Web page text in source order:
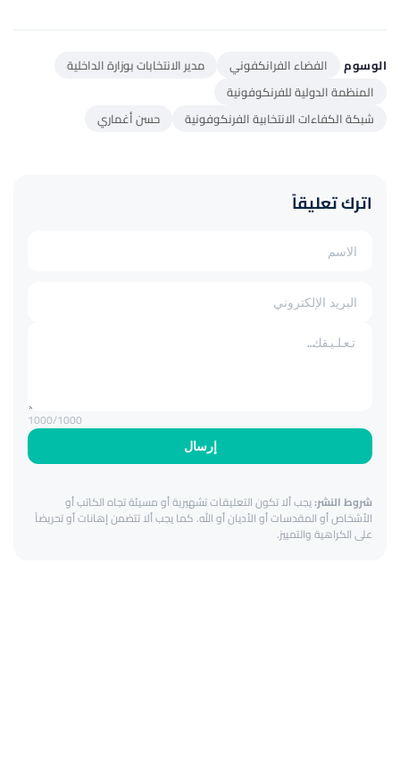
الوسوم الفضاء الفرانكفوني
مدير الانتخابات بوزارة الداخلية
المنظمة الدولية للفرنكوفونية
شبكة الكفاءات الانتخابية الفرنكوفونية
حسن أغماري
اترك تعليقاً
إرسال
1000/1000
شروط النشر:يجب ألا تكون التعليقات تشهيرية أو مسيئة تجاه الكاتب أو
الأشخاص أو المقدسات أو الأديان أو الله. كما يجب ألا تتضمن إهانات أو تحريضاً
على الكراهية والتمييز.